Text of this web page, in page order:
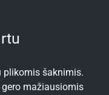
plikomis šaknimis.
mažiausiomis